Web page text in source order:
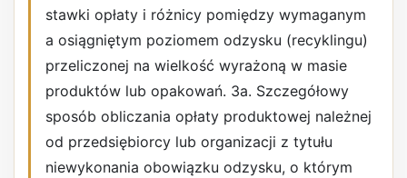
stawki opłaty i różnicy pomiędzy wymaganym
a osiągniętym poziomem odzysku (recyklingu)
przeliczonej na wielkość wyrażoną w masie
produktów lub opakowań. 3a. Szczegółowy
sposób obliczania opłaty produktowej należnej
od przedsiębiorcy lub organizacji z tytułu
niewykonania obowiązku odzysku, o którym